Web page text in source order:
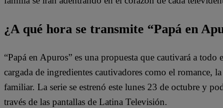
¿A qué hora se transmite “Papá en
“Papá en Apuros” es una propuesta que cautivará a
cargada de ingredientes cautivadores como el romance,
familiar. La serie se estrenó este lunes 23 de octubre y
través de las pantallas de Latina Televisión.